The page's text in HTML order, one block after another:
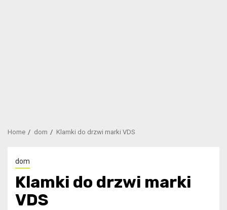
Home dom Klamki do drzwi marki VDS
dom
Klamki do drzwi marki
VDS